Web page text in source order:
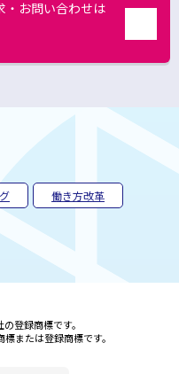
・お問い合わせは
働き方改革
登録商標です。
または登録商標です。